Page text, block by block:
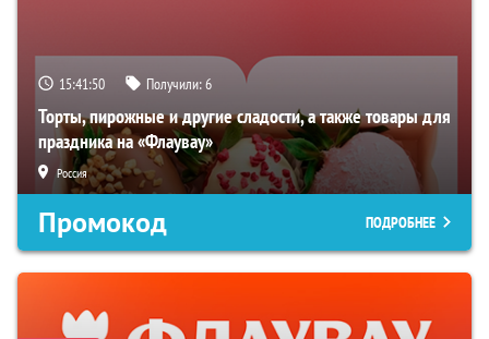
15:41:49 Получили:6
Торты, пирожные и другие сладости, а также товары для
праздника на «Флаувау»
Россия
Промокод ПОДРОБНЕЕ